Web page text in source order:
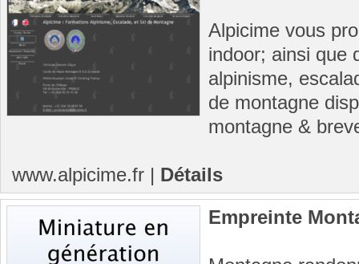
Alpicime vous
indoor; ainsi que
alpinisme,
de montagne
montagne &
www.alpicime.fr | Détails
Empreinte